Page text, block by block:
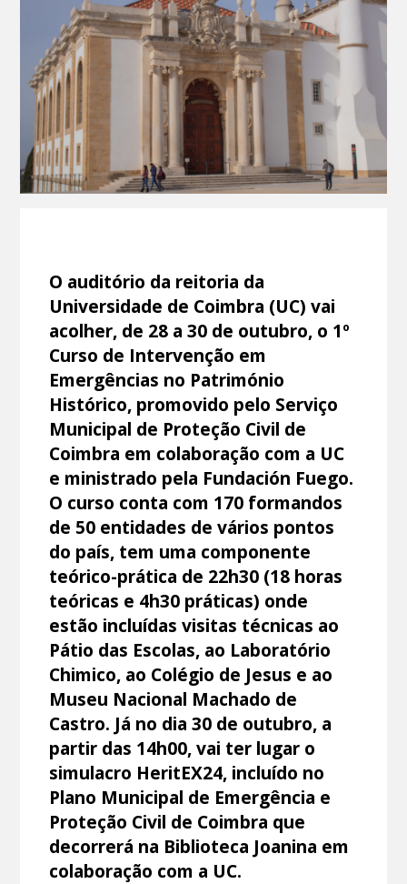
O auditório da reitoria da
Universidade de Coimbra (UC) vai
acolher, de 28 a 30 de outubro, o 1º
Curso de Intervenção em
Emergências no Património
Histórico, promovido pelo Serviço
Municipal de Proteção Civil de
Coimbra em colaboração com a UC
e ministrado pela Fundación Fuego.
O curso conta com 170 formandos
de 50 entidades de vários pontos
do país, tem uma componente
teórico-prática de 22h30 (18 horas
teóricas e 4h30 práticas) onde
estão incluídas visitas técnicas ao
Pátio das Escolas, ao Laboratório
Chimico, ao Colégio de Jesus e ao
Museu Nacional Machado de
Castro. Já no dia 30 de outubro, a
partir das 14h00, vai ter lugar o
simulacro HeritEX24, incluído no
Plano Municipal de Emergência e
Proteção Civil de Coimbra que
decorrerá na Biblioteca Joanina em
colaboração com a UC.